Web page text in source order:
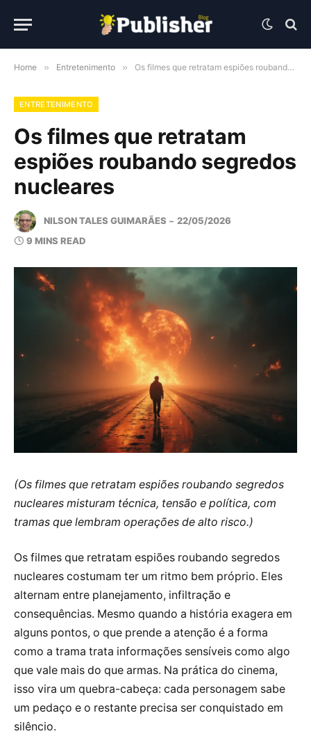
Home » Entretenimento » Os filmes que retratam espiões roubando segredos nucleares
ENTRETENIMENTO
Os filmes que retratam
espiões roubando segredos
nucleares
NILSON TALES GUIMARÃES
22/05/2026
9 MINS READ
(Os filmes que retratam espiões roubando segredos
nucleares misturam técnica, tensão e política, com
tramas que lembram operações de alto risco.)
Os filmes que retratam espiões roubando segredos
nucleares costumam ter um ritmo bem próprio. Eles
alternam entre planejamento, infiltração e
consequências. Mesmo quando a história exagera em
alguns pontos, o que prende a atenção é a forma
como a trama trata informações sensíveis como algo
que vale mais do que armas. Na prática do cinema,
isso vira um quebra-cabeça: cada personagem sabe
um pedaço e o restante precisa ser conquistado em
silêncio.